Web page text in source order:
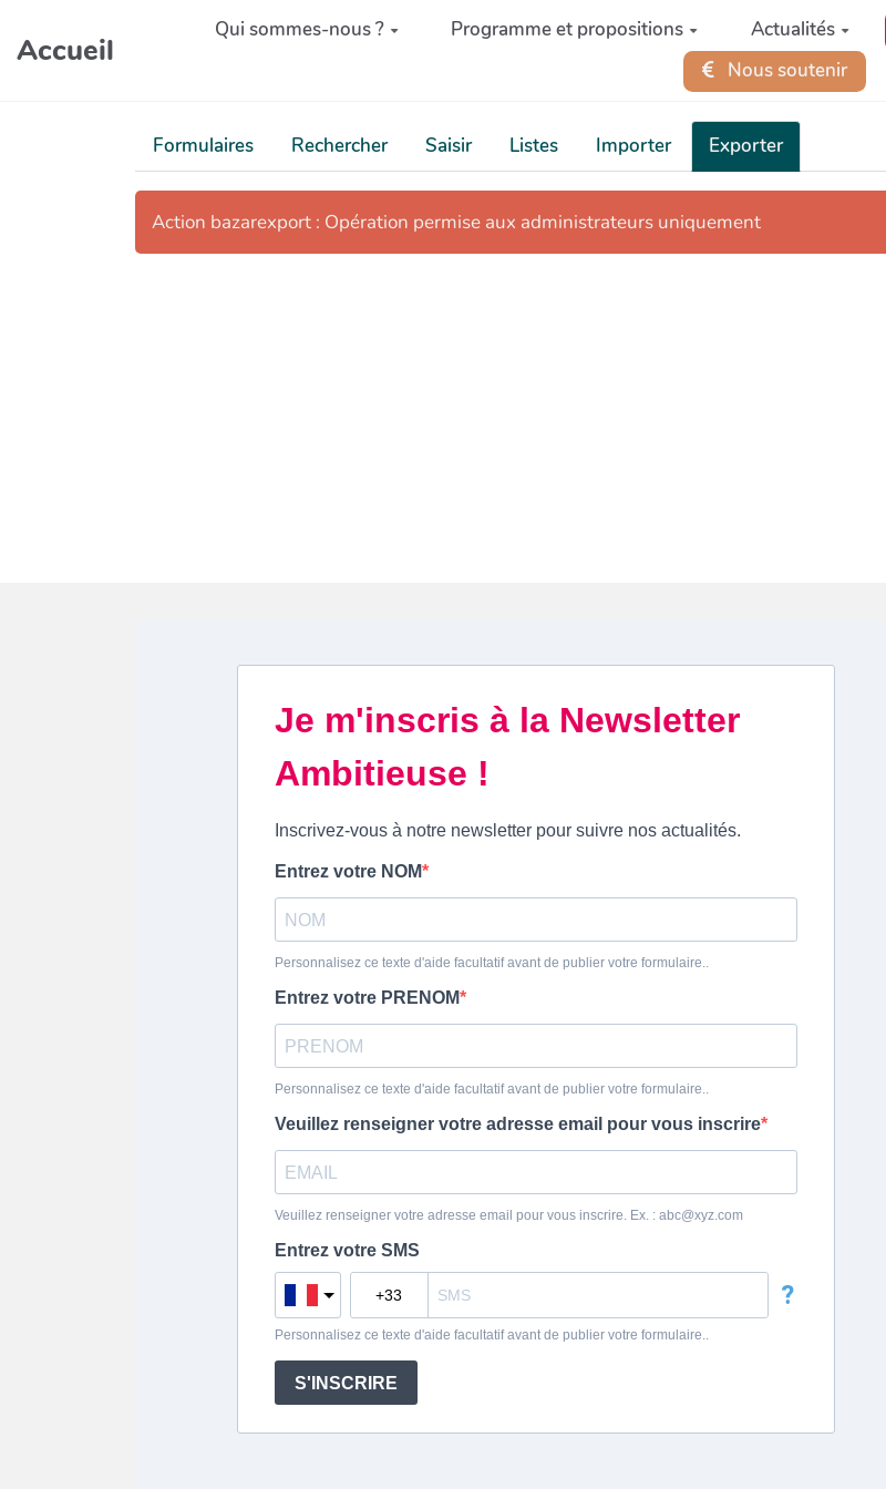
Aller au contenu principal
Accueil
Qui sommes-nous ? Programme et propositions Actualités
Nous soutenir
Formulaires Rechercher Saisir Listes Importer Exporter
Action bazarexport : Opération permise aux administrateurs uniquement